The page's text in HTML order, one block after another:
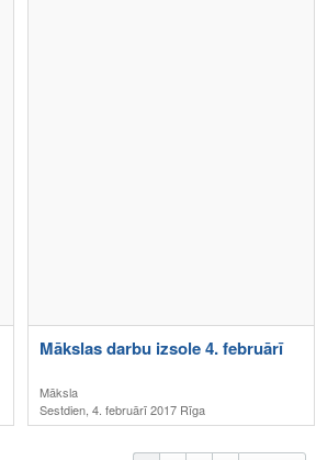
Mākslas darbu izsole 4. februārī
Māksla
Sestdien, 4. februārī 2017 Rīga